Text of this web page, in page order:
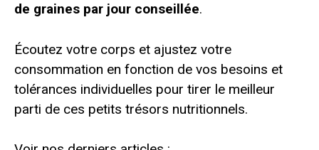
de graines par jour conseillée.
Écoutez votre corps et ajustez votre
consommation en fonction de vos besoins et
tolérances individuelles pour tirer le meilleur
parti de ces petits trésors nutritionnels.